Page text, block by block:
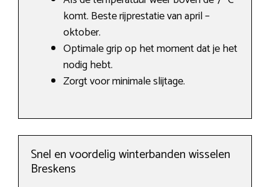
komt. Beste rijprestatie van april –
oktober.
Optimale grip op het moment dat je het
nodig hebt.
Zorgt voor minimale slijtage.
Snel en voordelig winterbanden wisselen
Breskens